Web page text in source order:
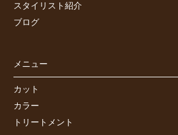
スタイリスト紹介
ブログ
メニュー
カット
カラー
トリートメント